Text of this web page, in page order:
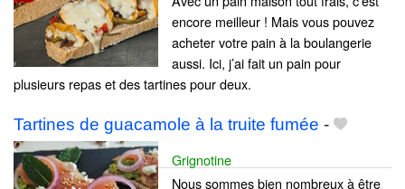
encore meilleur ! Mais vous pouvez
acheter votre pain à la boulangerie
aussi. Ici, j’ai fait un pain pour
plusieurs repas et des tartines pour deux.
Tartines de guacamole à la truite fumée -
Grignotine
Nous sommes bien nombreux à être